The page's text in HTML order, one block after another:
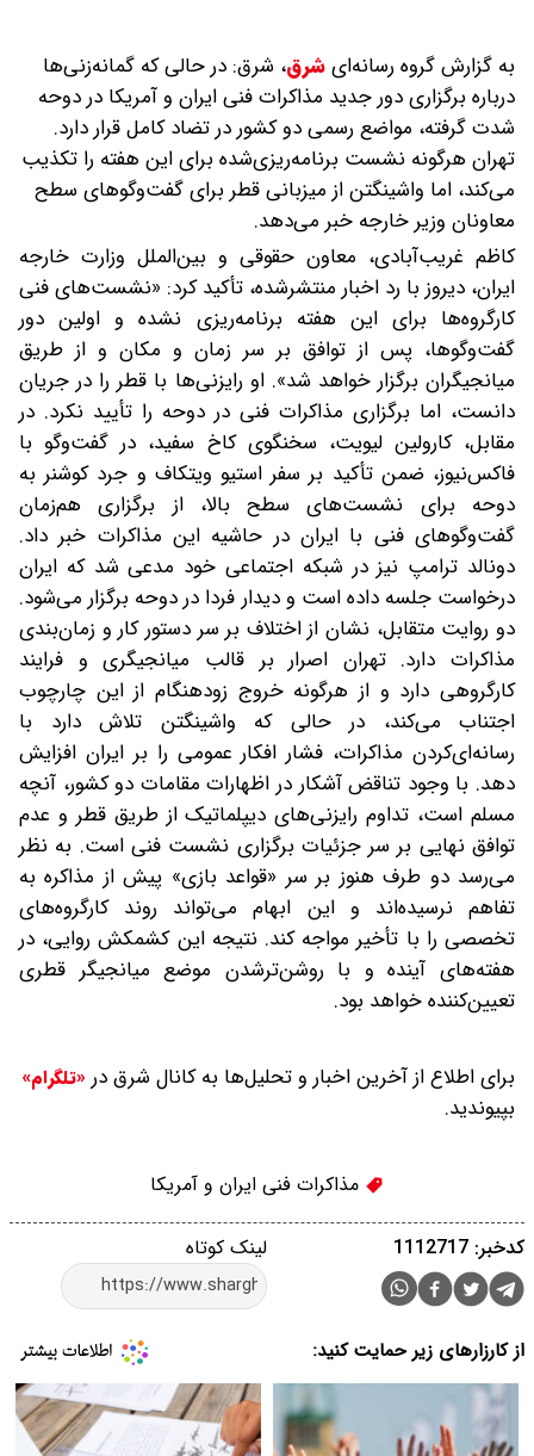
به گزارش گروه رسانه‌ایشرق، ‌شرق: در حالی‌ که گمانه‌زنی‌ها
درباره برگزاری دور جدید مذاکرات فنی ایران و آمریکا در دوحه
شدت گرفته، مواضع رسمی دو کشور در تضاد کامل قرار دارد.
تهران هرگونه نشست برنامه‌ریزی‌شده برای این هفته را تکذیب
می‌کند، اما واشینگتن از میزبانی قطر برای گفت‌وگوهای سطح
معاونان وزیر خارجه خبر می‌دهد.
کاظم غریب‌آبادی، معاون حقوقی و بین‌الملل وزارت خارجه
ایران، دیروز با رد اخبار منتشرشده، تأکید کرد: «نشست‌های فنی
کارگروه‌ها برای این هفته برنامه‌ریزی نشده و اولین دور
گفت‌وگوها، پس از توافق بر سر زمان و مکان و از طریق
میانجیگران برگزار خواهد شد». او رایزنی‌ها با قطر را در جریان
دانست، اما برگزاری مذاکرات فنی در دوحه را تأیید نکرد. در
مقابل، کارولین لیویت، سخنگوی کاخ سفید، در گفت‌وگو با
فاکس‌نیوز، ضمن تأکید بر سفر استیو ویتکاف و جرد کوشنر به
دوحه برای نشست‌های سطح بالا، از برگزاری هم‌زمان
گفت‌وگوهای فنی با ایران در حاشیه این مذاکرات خبر داد.
دونالد ترامپ نیز در شبکه اجتماعی خود مدعی شد که ایران
درخواست جلسه داده است و دیدار فردا در دوحه برگزار می‌شود.
دو روایت متقابل، نشان از اختلاف بر سر دستور کار و زمان‌بندی
مذاکرات دارد. تهران اصرار بر قالب میانجیگری و فرایند
کارگروهی دارد و از هرگونه خروج زودهنگام از این چارچوب
اجتناب می‌کند، در حالی که واشینگتن تلاش دارد با
رسانه‌ای‌کردن مذاکرات، فشار افکار عمومی را بر ایران افزایش
دهد. با وجود تناقض آشکار در اظهارات مقامات دو کشور، آنچه
مسلم است، تداوم رایزنی‌های دیپلماتیک از طریق قطر و عدم‌
توافق نهایی بر سر جزئیات برگزاری نشست فنی است. به نظر
می‌رسد دو طرف هنوز بر سر «قواعد بازی» پیش از مذاکره به
تفاهم نرسیده‌اند و این ابهام‌ می‌تواند روند کارگروه‌های
تخصصی را با تأخیر مواجه کند. نتیجه‌ این کشمکش روایی، در
هفته‌های آینده و با روشن‌تر‌شدن موضع میانجیگر قطری‌
تعیین‌کننده خواهد بود.
برای اطلاع از آخرین اخبار و تحلیل‌ها به کانال شرق در «تلگرام»
بپیوندید.
مذاکرات فنی ایران و آمریکا
لینک کوتاه کدخبر: 1112717
از کارزارهای زیر حمایت کنید: